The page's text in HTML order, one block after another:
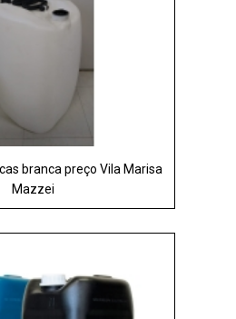
branca preço Vila Marisa
Mazzei